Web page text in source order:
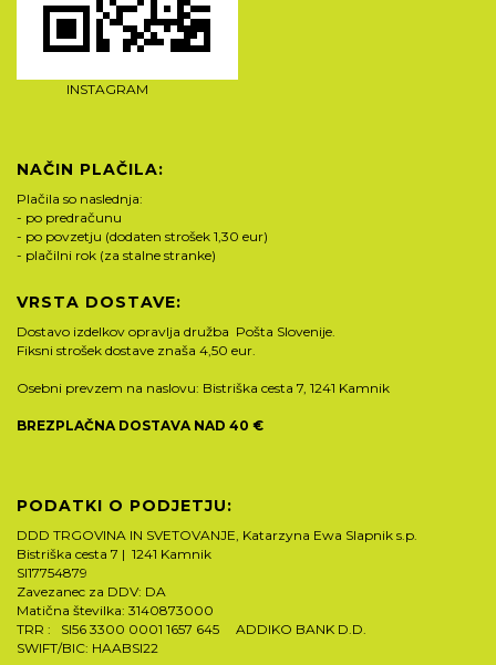
INSTAGRAM
NAČIN PLAČILA:
Plačila so naslednja:
- po predračunu
- po povzetju (dodaten strošek 1,30 eur)
- plačilni rok (za stalne stranke)
VRSTA DOSTAVE:
Dostavo izdelkov opravlja družba Pošta Slovenije.
Fiksni strošek dostave znaša 4,50 eur.
Osebni prevzem na naslovu: Bistriška cesta 7, 1241 Kamnik
BREZPLAČNA DOSTAVA NAD 40 €
PODATKI O PODJETJU:
DDD TRGOVINA IN SVETOVANJE, Katarzyna Ewa Slapnik s.p.
Bistriška cesta 7 | 1241 Kamnik
SI17754879
Zavezanec za DDV: DA
Matična številka: 3140873000
TRR : SI56 3300 0001 1657 645 ADDIKO BANK D.D.
SWIFT/BIC: HAABSI22